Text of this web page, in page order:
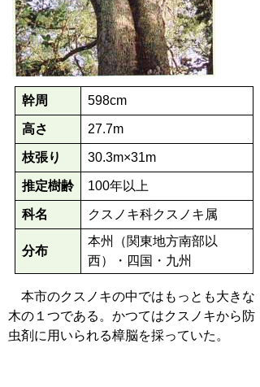
幹周 598cm
高さ 27.7m
枝張り 30.3m×31m
推定樹齢 100年以上
科名 クスノキ科クスノキ属
分布
本州（関東地方南部以
西）・四国・九州
本市のクスノキの中ではもっとも大きな
木の１つである。かつてはクスノキから防
虫剤に用いられる樟脳を採っていた。